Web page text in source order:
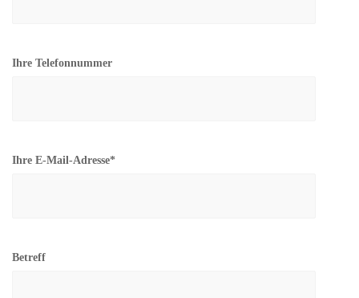
Ihre Telefonnummer
Ihre E-Mail-Adresse*
Betreff